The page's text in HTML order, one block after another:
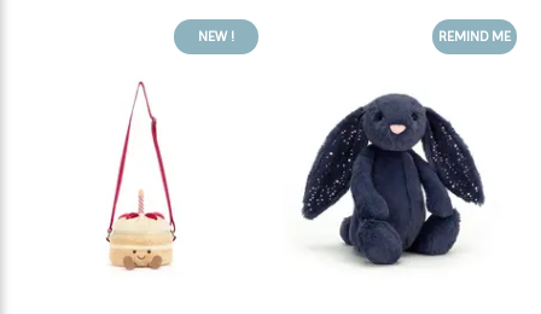
NEW ! REMIND ME